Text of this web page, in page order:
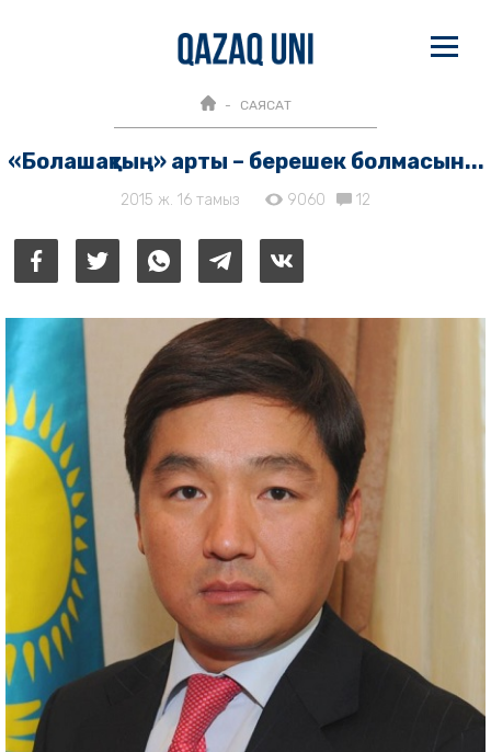
САЯСАТ
«Болашақтың» арты – берешек болмасын...
2015 ж. 16 тамыз 9060 12